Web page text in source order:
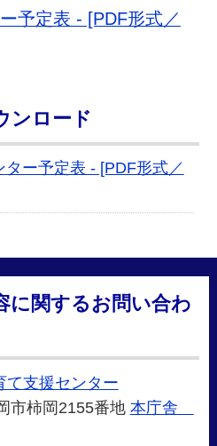
予定表 - [PDF形式／
ンロード
ー予定表 - [PDF形式／
に関するお問い合わ
て支援センター
市柿岡2155番地 本庁舎